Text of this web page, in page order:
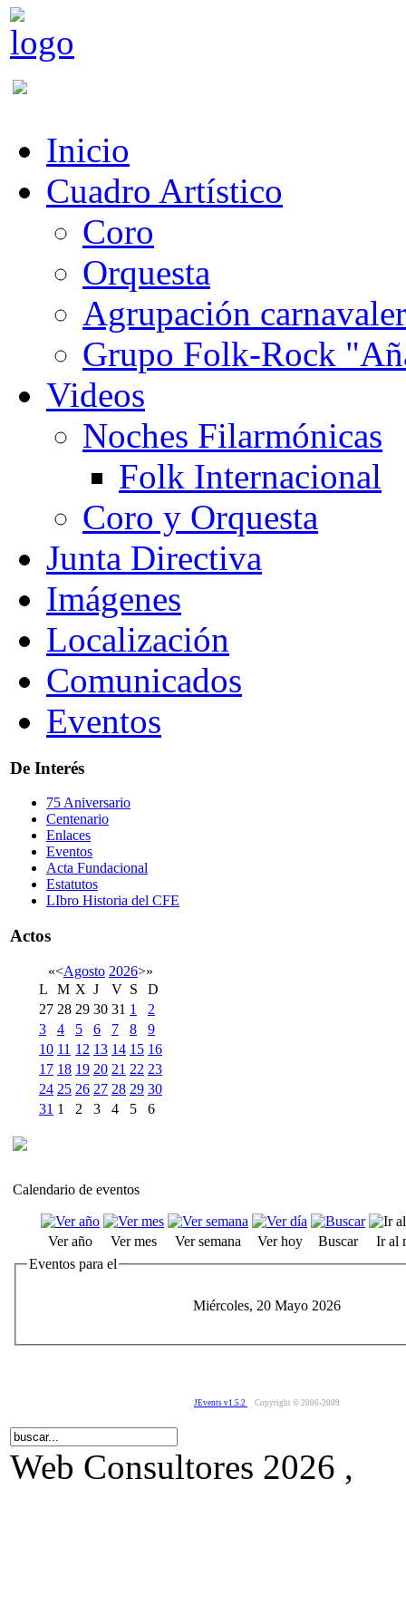
Inicio
Cuadro Artístico
Coro
Orquesta
Agrupación
Grupo Folk-Rock
Videos
Noches Filarmónicas
Folk Internacional
Coro y Orquesta
Junta Directiva
Imágenes
Localización
Comunicados
Eventos
De Interés
75 Aniversario
Centenario
Enlaces
Eventos
Acta Fundacional
Estatutos
LIbro Historia del CFE
Actos
«<Agosto 2026>»
L
M X J V S
D
27 28 29 30 31 1
2
3
4 5 6 7 8
9
10 11 12 13 14 15 16
17 18 19 20 21 22 23
24 25 26 27 28 29 30
31 1 2 3 4 5 6
Calendario de eventos
Ver año Ver mes Ver semana Ver hoy Buscar
Ir al
Eventos para el
Miércoles, 20 Mayo 2026
JEvents v1.5.2 Copyright © 2006-2009
Web Consultores 2026 ,